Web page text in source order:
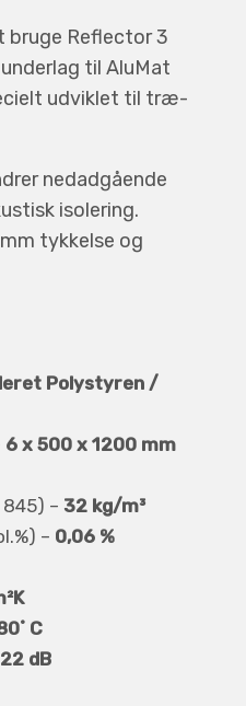
bruge Reflector 3
til AluMat
udviklet til træ-
nedadgående
isolering.
tykkelse og
Polystyren /
6 x 500 x 1200 mm
845) – 32 kg/m³
– 0,06 %
C
22 dB